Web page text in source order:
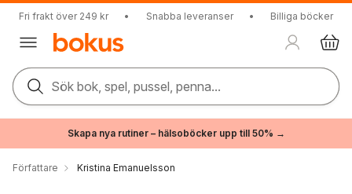
Fri frakt över 249 kr • Snabba leveranser • Billiga böcker
Sök bok, spel, pussel, penna...
Skapa nya rutiner – hälsoböcker upp till 50% →
Författare Kristina Emanuelsson